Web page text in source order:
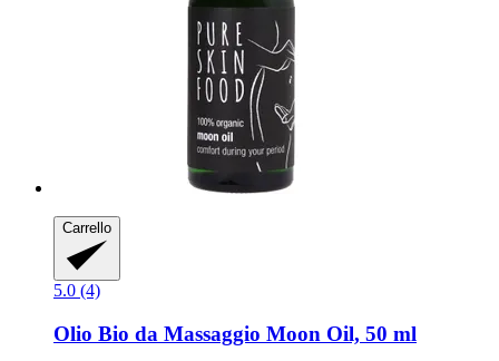
Carrello
5.0 (4)
Olio Bio da Massaggio Moon Oil, 50 ml